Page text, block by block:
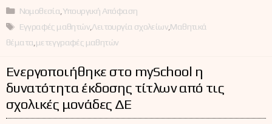
Κατηγορίες
Νομοθεσία Υπουργική Απόφαση
Ετικέτες
Εγγραφές μαθητών Λειτουργία σχολείων Μαθητικά
θέματα μετεγγραφές μαθητών
Ενεργοποιήθηκε στο mySchool η
δυνατότητα έκδοσης τίτλων από τις
σχολικές μονάδες ΔΕ